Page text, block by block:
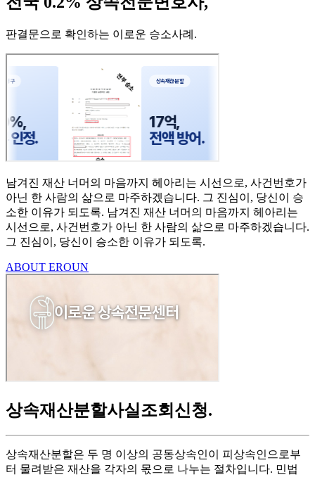
판결문으로 확인하는 이로운 승소사례 .
남겨진 재산 너머의 마음까지 헤아리는 시선으로, 사건번호가
아닌 한 사람의 삶으로 마주하겠습니다. 그 진심이, 당신이 승
소한 이유가 되도록. 남겨진 재산 너머의 마음까지 헤아리는
시선으로, 사건번호가 아닌 한 사람의 삶으로 마주하겠습니다.
그 진심이, 당신이 승소한 이유가 되도록.
ABOUT EROUN
상속재산분할사실조회신청.
상속재산분할은 두 명 이상의 공동상속인이 피상속인으로부
터 물려받은 재산을 각자의 몫으로 나누는 절차입니다. 민법